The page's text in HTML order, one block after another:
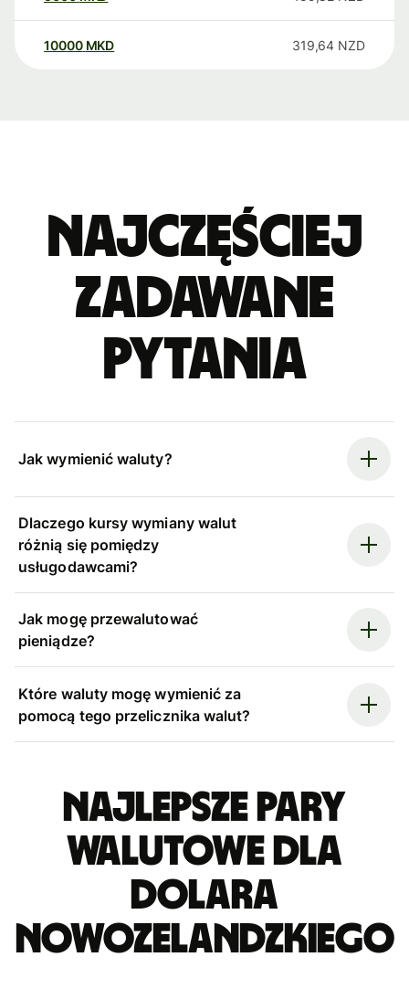
10000 MKD 319,64 NZD
Najczęściej
zadawane
pytania
Jak wymienić waluty?
Dlaczego kursy wymiany walut
różnią się pomiędzy
usługodawcami?
Jak mogę przewalutować
pieniądze?
Które waluty mogę wymienić za
pomocą tego przelicznika walut?
Najlepsze pary
walutowe dla
dolara
nowozelandzkiego